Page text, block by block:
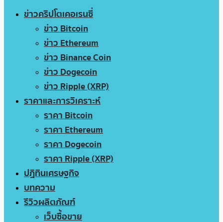
ข่าวคริปโตเคอเรนซี่
ข่าว Bitcoin
ข่าว Ethereum
ข่าว Binance Coin
ข่าว Dogecoin
ข่าว Ripple (XRP)
ราคาและการวิเคราะห์
ราคา Bitcoin
ราคา Ethereum
ราคา Dogecoin
ราคา Ripple (XRP)
ปฏิทินเศรษฐกิจ
บทความ
รีวิวผลิตภัณฑ์
เว็บซื้อขาย